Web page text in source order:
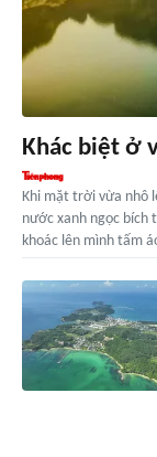
Khác biệt ở
Khi mặt trời vừa nhô
nước xanh ngọc bích
khoác lên mình tấm